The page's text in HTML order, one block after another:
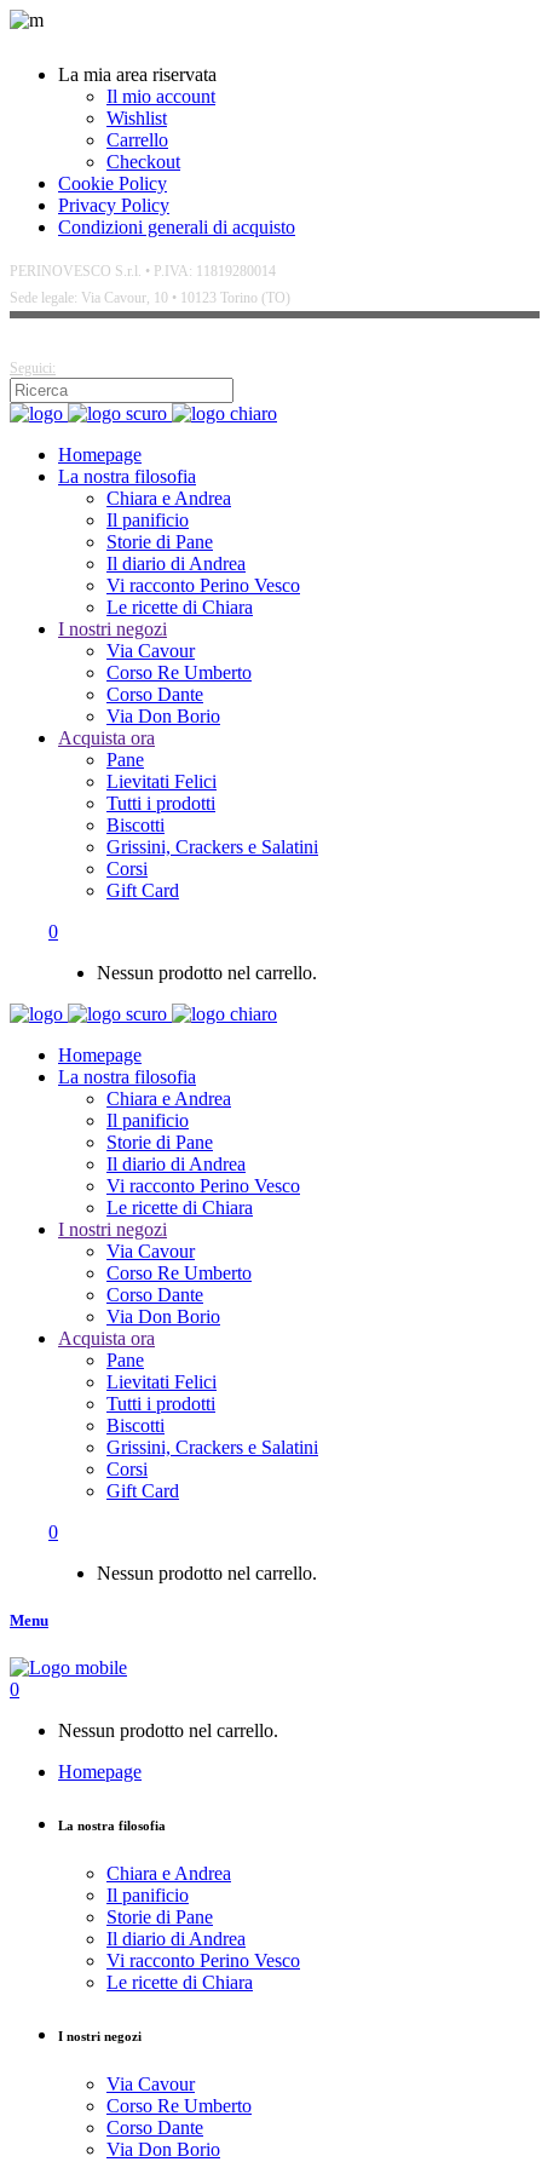
La mia area riservata
Il mio account
Wishlist
Carrello
Checkout
Cookie Policy
Privacy Policy
Condizioni generali di acquisto
PERINOVESCO S.r.l. • P.IVA: 11819280014
Sede legale: Via Cavour, 10 • 10123 Torino (TO)
Seguici:
Homepage
La nostra filosofia
Chiara e Andrea
Il panificio
Storie di Pane
Il diario di Andrea
Vi racconto Perino Vesco
Le ricette di Chiara
I nostri negozi
Via Cavour
Corso Re Umberto
Corso Dante
Via Don Borio
Acquista ora
Pane
Lievitati Felici
Tutti i prodotti
Biscotti
Grissini, Crackers e Salatini
Corsi
Gift Card
0
Nessun prodotto nel carrello.
Homepage
La nostra filosofia
Chiara e Andrea
Il panificio
Storie di Pane
Il diario di Andrea
Vi racconto Perino Vesco
Le ricette di Chiara
I nostri negozi
Via Cavour
Corso Re Umberto
Corso Dante
Via Don Borio
Acquista ora
Pane
Lievitati Felici
Tutti i prodotti
Biscotti
Grissini, Crackers e Salatini
Corsi
Gift Card
0
Nessun prodotto nel carrello.
Menu
0
Nessun prodotto nel carrello.
Homepage
La nostra filosofia
Chiara e Andrea
Il panificio
Storie di Pane
Il diario di Andrea
Vi racconto Perino Vesco
Le ricette di Chiara
I nostri negozi
Via Cavour
Corso Re Umberto
Corso Dante
Via Don Borio